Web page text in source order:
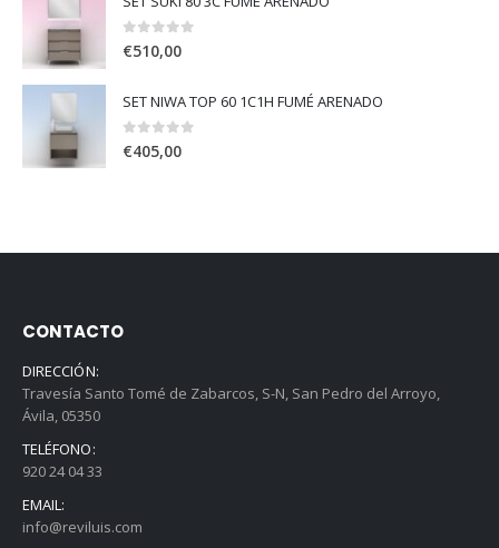
0out of 5
€510,00
SET NIWA TOP 60 1C1H FUMÉ ARENADO
0 out of 5
€405,00
CONTACTO
DIRECCIÓN:
Travesía Santo Tomé de Zabarcos, S-N, San Pedro del Arroyo,
Ávila, 05350
TELÉFONO:
920 24 04 33
EMAIL:
info@reviluis.com